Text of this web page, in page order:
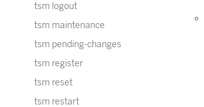
tsm logout
tsm maintenance
tsm pending-changes
tsm register
tsm reset
tsm restart